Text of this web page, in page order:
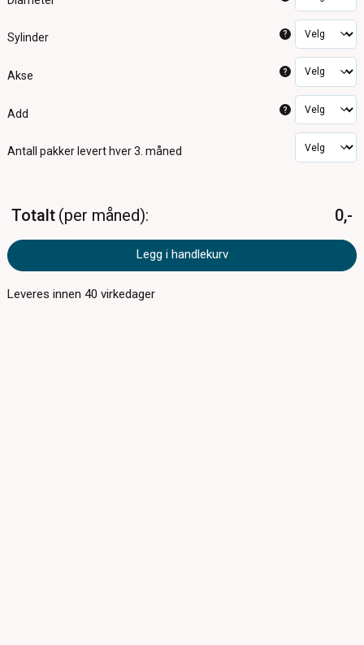
Sylinder ?
Akse ?
Add ?
Antall pakker levert hver 3. måned
Totalt per måned 0,-
Legg i handlekurv
Leveres innen40 virkedager